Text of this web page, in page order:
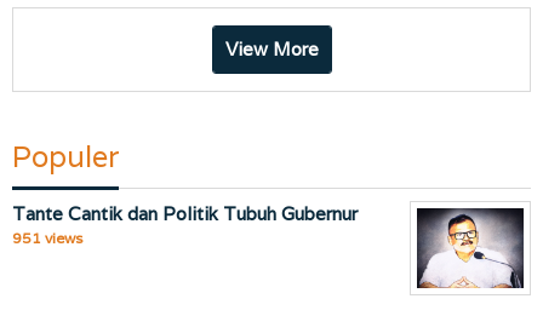
View More
Populer
Tante Cantik dan Politik Tubuh Gubernur
951 views